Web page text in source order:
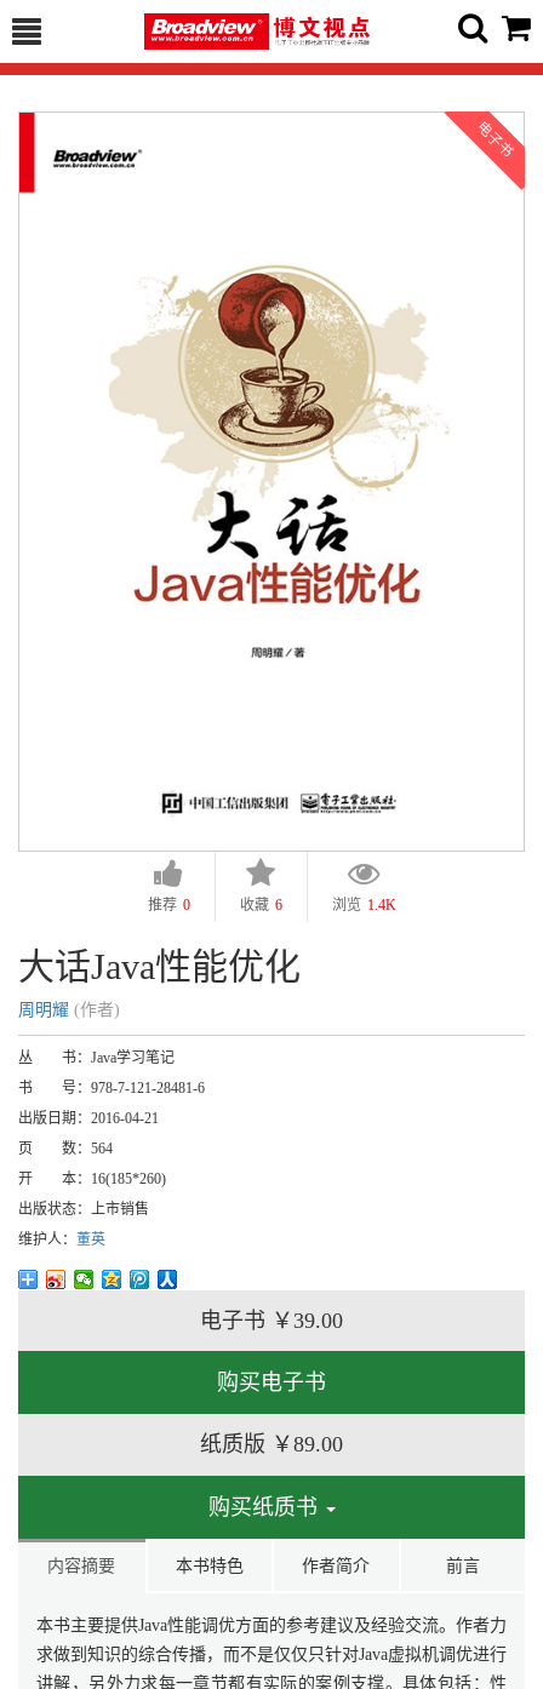
推荐 0 收藏 6 浏览 1.4K
大话Java性能优化
周明耀 (作者)
丛 书： Java学习笔记
书 号： 978-7-121-28481-6
出版日期： 2016-04-21
页 数： 564
开 本： 16(185*260)
出版状态： 上市销售
维护人： 董英
电子书 ￥39.00
购买电子书
纸质版 ￥89.00
购买纸质书
内容摘要 本书特色 作者简介 前言
本书主要提供Java性能调优方面的参考建议及经验交流。作者力
求做到知识的综合传播，而不是仅仅只针对Java虚拟机调优进行
讲解，另外力求每一章节都有实际的案例支撑。具体包括：性